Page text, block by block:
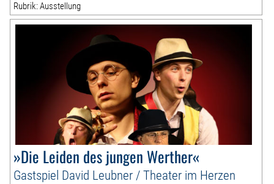
Rubrik: Ausstellung
»Die Leiden des jungen Werther«
Gastspiel David Leubner / Theater im Herzen